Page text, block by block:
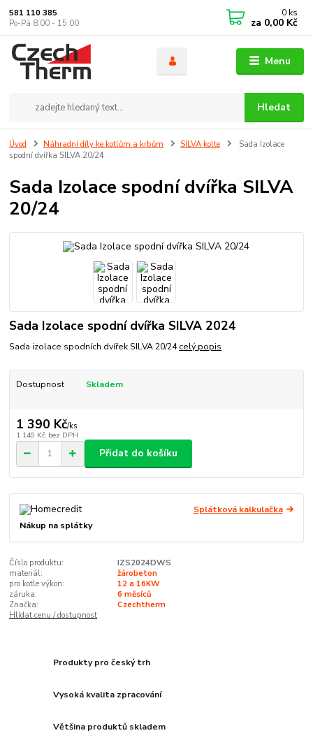
Menu
Hledat
581 110 385
Po-Pá 8:00 - 15:00
0 ks
za 0,00 Kč
Úvod Náhradní díly ke kotlům a krbům SILVA kolte
Sada Izolace
spodní dvířka SILVA 20/24
Sada Izolace spodní dvířka SILVA
20/24
Sada Izolace spodní dvířka SILVA 2024
Sada izolace spodních dvířek SILVA 20/24celý popis
Dostupnost Skladem
1 390 Kč/ks
1 149 Kč bez DPH
Přidat do košíku
Splátková kalkulačka
Nákup na splátky
Číslo produktu:
IZS2024DWS
materiál:
žárobeton
pro kotle výkon:
12 a 16KW
záruka:
6 měsíců
Značka:
Czechtherm
Hlídat cenu / dostupnost
Produkty pro český trh
Vysoká kvalita zpracování
Většina produktů skladem